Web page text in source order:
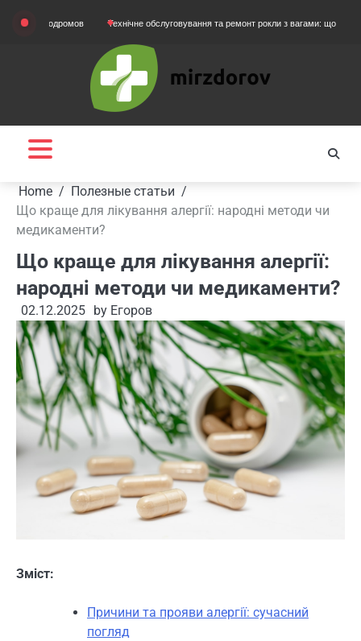
Технічне обслуговування та ремонт рокли з вагами: що потрібно
Home
Полезные статьи
Що краще для лікування алергії: народні методи чи
медикаменти?
Що краще для лікування алергії:
народні методи чи медикаменти?
02.12.2025 by Егоров
Зміст:
Причини та прояви алергії: сучасний
погляд